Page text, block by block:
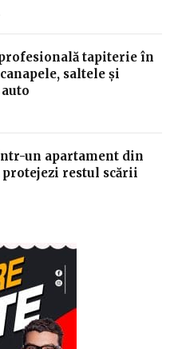
tapiterie în
saltele și
un apartament din
protejezi restul scării